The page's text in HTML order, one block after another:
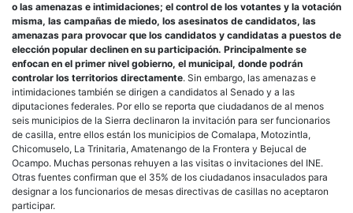
o las amenazas e intimidaciones; el control de los votantes y la votación
misma, las campañas de miedo, los asesinatos de candidatos, las
amenazas para provocar que los candidatos y candidatas a puestos de
elección popular declinen en su participación. Principalmente se
enfocan en el primer nivel gobierno, el municipal, donde podrán
controlar los territorios directamente. Sin embargo, las amenazas e
intimidaciones también se dirigen a candidatos al Senado y a las
diputaciones federales. Por ello se reporta que ciudadanos de al menos
seis municipios de la Sierra declinaron la invitación para ser funcionarios
de casilla, entre ellos están los municipios de Comalapa, Motozintla,
Chicomuselo, La Trinitaria, Amatenango de la Frontera y Bejucal de
Ocampo. Muchas personas rehuyen a las visitas o invitaciones del INE.
Otras fuentes confirman que el 35% de los ciudadanos insaculados para
designar a los funcionarios de mesas directivas de casillas no aceptaron
participar.